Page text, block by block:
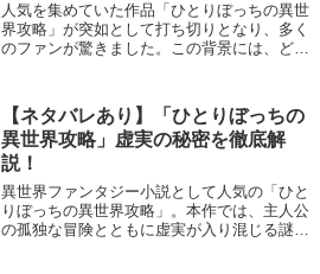
人気を集めていた作品「ひとりぼっちの異世
界攻略」が突如として打ち切りとなり、多く
のファンが驚きました。この背景には、どの
の構造的な問題を深掘りします。また、他
の...
【ネタバレあり】「ひとりぼっちの
異世界攻略」虚実の秘密を徹底解
説！
異世界ファンタジー小説として人気の「ひと
りぼっちの異世界攻略」。本作では、主人公
の孤独な冒険とともに虚実が入り混じる謎が